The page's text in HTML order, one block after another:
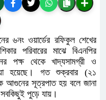
৬নং ওয়ার্ডের রফিকুল শেখের
পরিবারের মাঝে বিএনপির
পক্ষ থেকে খাদ্যসামগ্রী ও
হয়েছে। গত শুক্রবার (২১
আগুনের সূত্রপাত হয় বলে জানা
পুড়ে যায়।